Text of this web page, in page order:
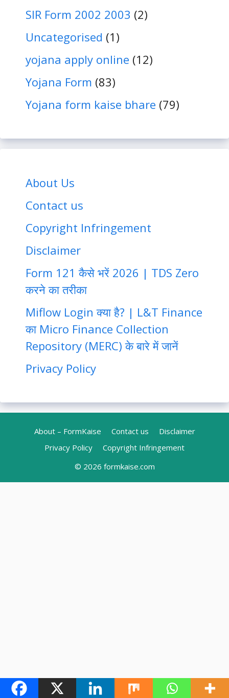
SIR Form 2002 2003 (2)
Uncategorised (1)
yojana apply online (12)
Yojana Form (83)
Yojana form kaise bhare (79)
About Us
Contact us
Copyright Infringement
Disclaimer
Form 121 कैसे भरें 2026 | TDS Zero
करने का तरीका
Miflow Login क्या है? | L&T Finance
का Micro Finance Collection
Repository (MERC) के बारे में जानें
Privacy Policy
About – FormKaise Contact us
Disclaimer
Privacy Policy
Copyright Infringement
© 2026 formkaise.com